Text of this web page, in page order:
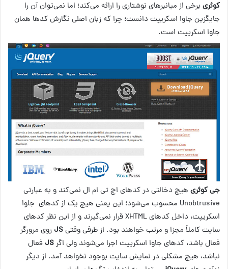
کوئریبرخی از میانبرهای نوشتاری را ارائه می‌کند؛ اما نمی‌توان آن را
جایگزین جاوا اسکریپت دانست؛ چرا که زبان اصلی نگارش کدها همان
جاوا اسکریپت است.
جی کوئری هیچ دخالتی در کدهای اچ تی ام ال نمی‌کند و به عبارتی
Unobtrusive محسوب می‌شود؛ این یعنی هیچ یک از کدهای جاوا
اسکریپت، داخل کدهای XHTML قرار نمی‌گیرند و از این نظر کدهای
سایت کاملاً مجزا و مرتب خواهند بود. از طرفی وقتیJSروی مرورگر
فعال باشد، کدهای جاوا اسکریپت اجرا می‌شوند ولی اگرJSفعال
نباشد، هیچ مشکلی در نمایش سایت بوجود نخواهد آمد. از دیگر